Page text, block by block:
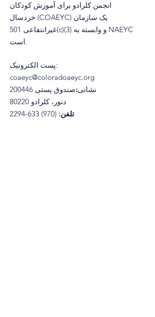
انجمن کلرادو برای آموزش کودکان
خردسال (COAEYC) یک سازمان
غیرانتفاعی 501(c)(3) و وابسته به NAEYC
است.
پست الکترونیک:
coaeyc@coloradoaeyc.org
نشانی:​صندوق پستی 200446
دنور، کلرادو 80220
تلفن: (970) 633-2294